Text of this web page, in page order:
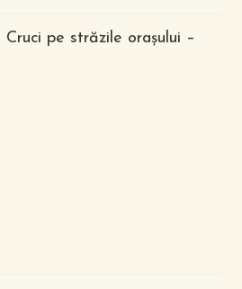
pe străzile orașului –